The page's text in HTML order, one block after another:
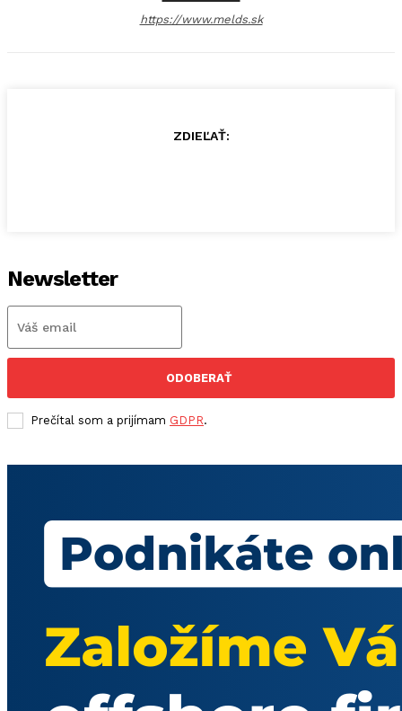
https://www.melds.sk
ZDIEĽAŤ:
Newsletter
ODOBERAŤ
Prečítal som a prijímam GDPR.